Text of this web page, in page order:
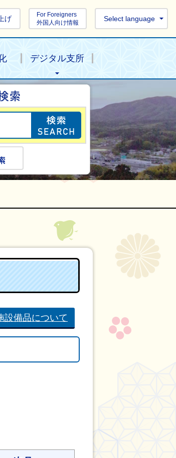
げ
For Foreigners
外国人向け情報
Select language
デジタル支所
目的の情報を探
設備品について